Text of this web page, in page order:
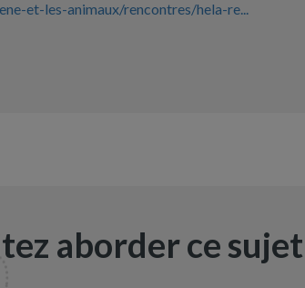
et-les-animaux/rencontres/hela-re...
aborder ce